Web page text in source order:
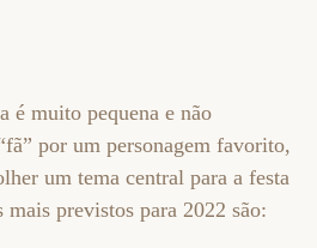
é muito pequena e não
por um personagem favorito,
um tema central para a festa
mais previstos para 2022 são: